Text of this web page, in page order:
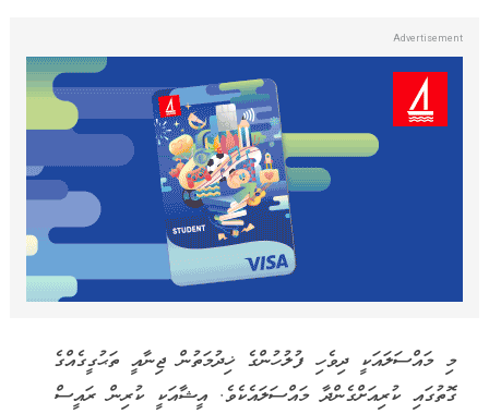
މި މައްސަލައަކީ ދިވެހި ފުލުހުންގެ ޚިދުމަތުން ޖިނާއީ ތަޙުގީގެއްގެ
ގޮތުގައި ކުރިއަށްގެންދާ މައްސަލައެކެވެ. އީޝާއަކީ ކުރިން ރައީސް